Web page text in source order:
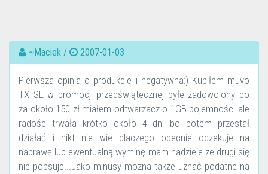
~Maciek / 2007-01-03
Pierwsza opinia o produkcie i negatywna:) Kupiłem muvo
TX SE w promocji przedświątecznej byłe zadowolony bo
za około 150 zł miałem odtwarzacz o 1GB pojemności ale
radośc trwała krótko około 4 dni bo potem przestał
działać i nikt nie wie dlaczego obecnie oczekuje na
naprawę lub ewentualną wyminę mam nadzieje ze drugi się
nie popsuje...Jako minusy można także uznać podatne na